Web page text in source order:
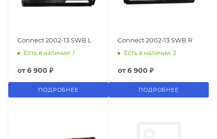
Connect 2002-13 SWB L
Есть в наличии: 1
от6 900 ₽
ПОДРОБНЕЕ
Connect 2002-13 SWB R
Есть в наличии: 2
от6 900 ₽
ПОДРОБНЕЕ